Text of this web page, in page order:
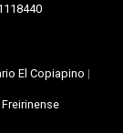
El Copiapino |
Freirinense